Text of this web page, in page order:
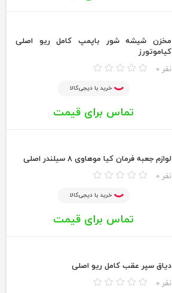
مخزن شیشه شور باپمپ کامل ریو اصلی
کیاموتورز
0 نفر
خرید با دیجی‌کالا
تماس برای قیمت
لوازم جعبه فرمان کیا موهاوی 8 سیلندر اصلی
0 نفر
خرید با دیجی‌کالا
تماس برای قیمت
دیاق سپر عقب کامل ریو اصلی
0 نفر